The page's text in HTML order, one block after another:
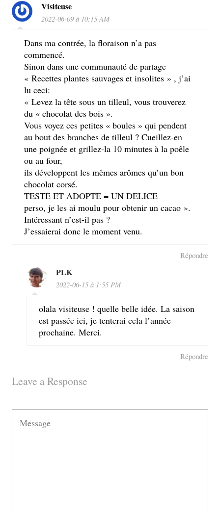
Visiteuse
2022-06-09 à 10:15 AM
Dans ma contrée, la floraison n’a pas
commencé.
Sinon dans une communauté de partage
« Recettes plantes sauvages et insolites » , j’ai
lu ceci:
« Levez la tête sous un tilleul, vous trouverez
du « chocolat des bois ».
Vous voyez ces petites « boules » qui pendent
au bout des branches de tilleul ? Cueillez-en
une poignée et grillez-la 10 minutes à la poêle
ou au four,
ils développent les mêmes arômes qu’un bon
chocolat corsé.
TESTE ET ADOPTE = UN DELICE
perso, je les ai moulu pour obtenir un cacao ».
Intéressant n’est-il pas ?
J’essaierai donc le moment venu.
Répondre
PLK
2022-06-15 à 1:55 PM
olala visiteuse ! quelle belle idée. La saison
est passée ici, je tenterai cela l’année
prochaine. Merci.
Répondre
Leave a Response